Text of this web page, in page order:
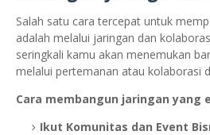
Salah satu cara tercepat untuk
adalah melalui jaringan dan
seringkali kamu akan menemukan
melalui pertemanan atau kolaborasi
Cara membangun jaringan yang
Ikut Komunitas dan Event